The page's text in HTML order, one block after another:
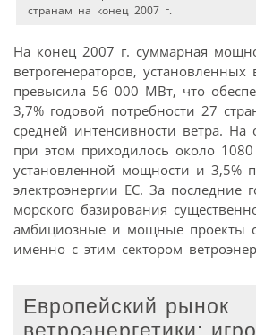
странам на конец 2007 г.
На конец 2007 г. суммарная
ветрогенераторов, установленных
превысила 56 000 МВт, что
3,7% годовой потребности 27
средней интенсивности ветра.
при этом приходилось около
установленной мощности и 3,5%
электроэнергии ЕС. За последние
морского базирования
амбициозные и мощные проекты
именно с этим сектором
Европейский рынок